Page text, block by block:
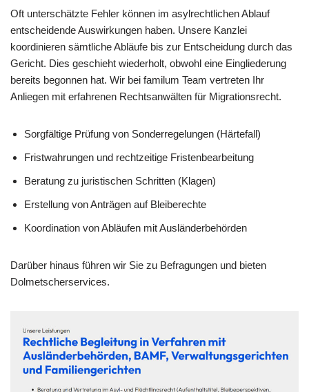
Oft unterschätzte Fehler können im asylrechtlichen Ablauf
entscheidende Auswirkungen haben. Unsere Kanzlei
koordinieren sämtliche Abläufe bis zur Entscheidung durch das
Gericht. Dies geschieht wiederholt, obwohl eine Eingliederung
bereits begonnen hat. Wir bei familum Team vertreten Ihr
Anliegen mit erfahrenen Rechtsanwälten für Migrationsrecht.
Sorgfältige Prüfung von Sonderregelungen (Härtefall)
Fristwahrungen und rechtzeitige Fristenbearbeitung
Beratung zu juristischen Schritten (Klagen)
Erstellung von Anträgen auf Bleiberechte
Koordination von Abläufen mit Ausländerbehörden
Darüber hinaus führen wir Sie zu Befragungen und bieten
Dolmetscherservices.